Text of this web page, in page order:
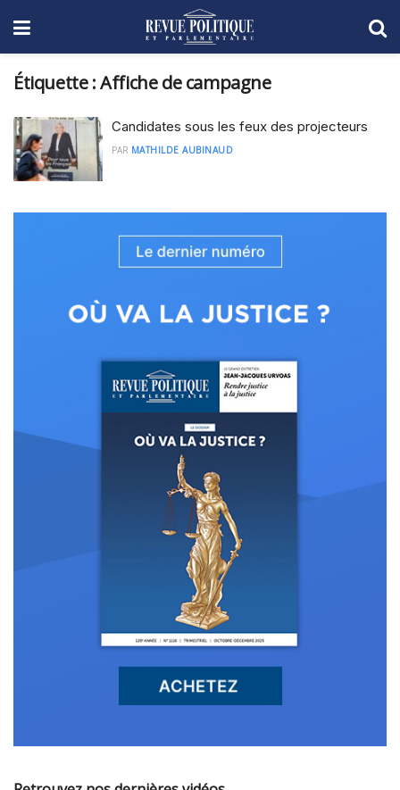
Étiquette :Affiche de campagne
Candidates sous les feux des projecteurs
PAR MATHILDE AUBINAUD